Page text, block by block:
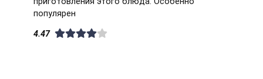
популярен
4.47